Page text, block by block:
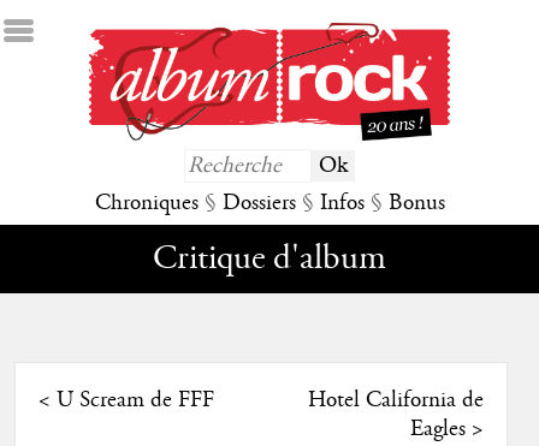
Chroniques § Dossiers § Infos § Bonus
Critique d'album
< U Scream de FFF
Hotel California de
Eagles>